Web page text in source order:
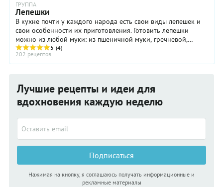
ГРУППА
Лепешки
В кухне почти у каждого народа есть свои виды лепешек и
свои особенности их приготовления. Готовить лепешки
можно из любой муки: из пшеничной муки, гречневой,
ржаной, гороховой, овсяной муки. Тесто ...
5 (4)
202 рецептов
Лучшие рецепты и идеи для
вдохновения каждую неделю
Подписаться
Нажимая на кнопку, я соглашаюсь получать информационные и
рекламные материалы